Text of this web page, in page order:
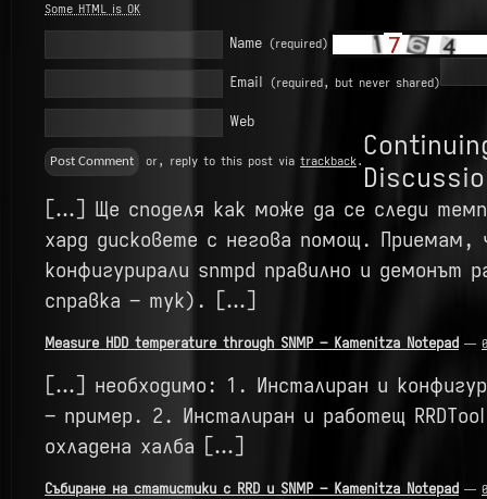
Some HTML is OK
Name (required)
Email (required, but never shared)
Web
or, reply to this post via trackback.
[…] Ще споделя как може да се следи
хард дисковете с негова помощ. Приемам,
конфигурирали snmpd правилно и демонът
справка – тук). […]
Measure HDD temperature through SNMP – Kamenitza Notepad —
[…] необходимо: 1. Инсталиран и
– пример. 2. Инсталиран и работещ
охладена халба […]
Събиране на статистики с RRD и SNMP – Kamenitza Notepad —